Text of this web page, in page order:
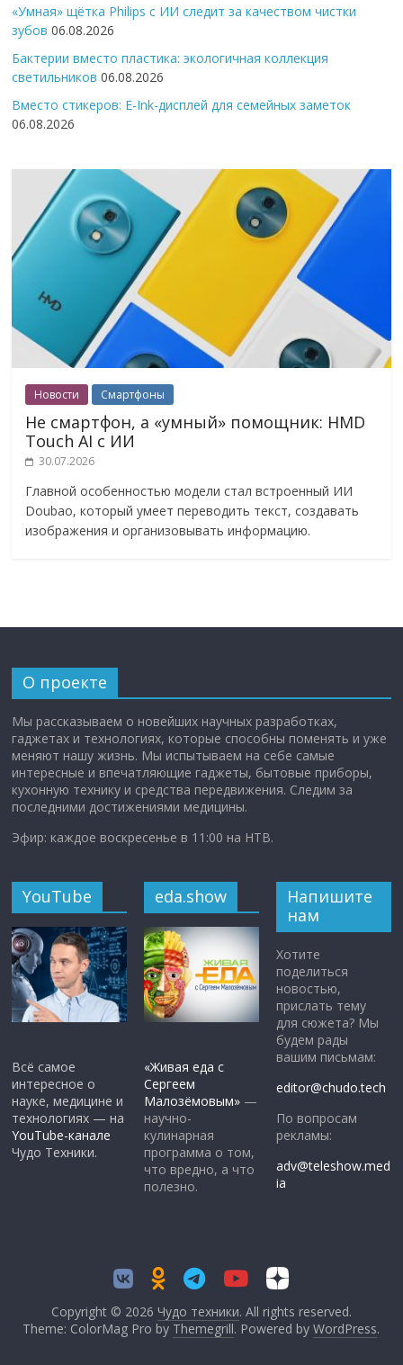
«Умная» щётка Philips с ИИ следит за качеством чистки
зубов 06.08.2026
Бактерии вместо пластика: экологичная коллекция
светильников 06.08.2026
Вместо стикеров: E-Ink-дисплей для семейных заметок
06.08.2026
Новости Смартфоны
Не смартфон, а «умный» помощник: HMD
Touch AI с ИИ
30.07.2026
Главной особенностью модели стал встроенный ИИ
Doubao, который умеет переводить текст, создавать
изображения и организовывать информацию.
О проекте
Мы рассказываем о новейших научных разработках,
гаджетах и технологиях, которые способны поменять и уже
меняют нашу жизнь. Мы испытываем на себе самые
интересные и впечатляющие гаджеты, бытовые приборы,
кухонную технику и средства передвижения. Следим за
последними достижениями медицины.
Эфир: каждое воскресенье в 11:00 на НТВ.
YouTube
Всё самое
интересное о
науке, медицине и
технологиях — на
YouTube-канале
Чудо Техники.
eda.show
«Живая еда с
Сергеем
Малозёмовым» —
научно-
кулинарная
программа о том,
что вредно, а что
полезно.
Напишите
нам
Хотите
поделиться
новостью,
прислать тему
для сюжета? Мы
будем рады
вашим письмам:
editor@chudo.tech
По вопросам
рекламы:
adv@teleshow.med
ia
Copyright © 2026 Чудо техники. All rights reserved.
Theme: ColorMag Pro by Themegrill. Powered byWordPress.